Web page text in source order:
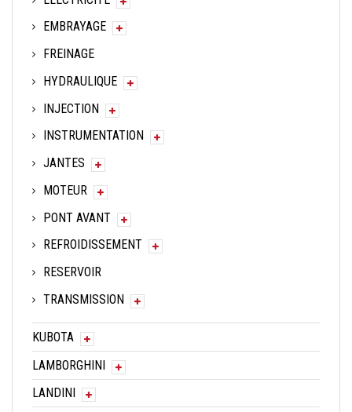
EMBRAYAGE
FREINAGE
HYDRAULIQUE
INJECTION
INSTRUMENTATION
JANTES
MOTEUR
PONT AVANT
REFROIDISSEMENT
RESERVOIR
TRANSMISSION
KUBOTA
LAMBORGHINI
LANDINI